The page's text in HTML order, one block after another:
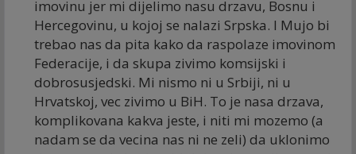
imovinu jer mi dijelimo nasu drzavu, Bosnu i
Hercegovinu, u kojoj se nalazi Srpska. I Mujo bi
trebao nas da pita kako da raspolaze imovinom
Federacije, i da skupa zivimo komsijski i
dobrosusjedski. Mi nismo ni u Srbiji, ni u
Hrvatskoj, vec zivimo u BiH. To je nasa drzava,
komplikovana kakva jeste, i niti mi mozemo (a
nadam se da vecina nas ni ne zeli) da uklonimo